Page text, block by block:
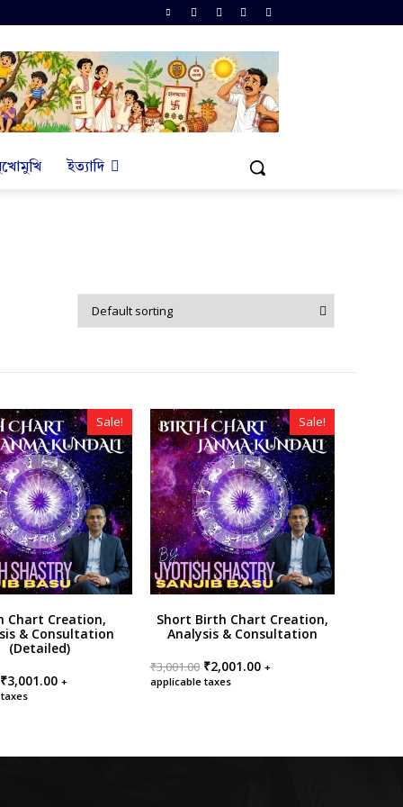
ইত্যাদি
Sale!
Chart Creation,
& Consultation
(Detailed)
Original
price
₹3,001.00Current
+
Sale!
Short Birth Chart Creation,
Analysis & Consultation
₹3,001.00 Original
price
₹2,001.00Current
+
applicable taxes